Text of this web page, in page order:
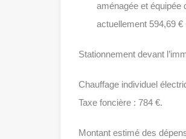
aménagée et équipée
actuellement 594,69
Stationnement devant
Chauffage individuel
Taxe foncière : 784 €.
Montant estimé des